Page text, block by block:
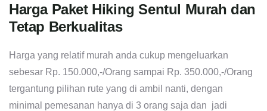
Harga Paket Hiking Sentul Murah dan
Tetap Berkualitas
Harga yang relatif murah anda cukup mengeluarkan
sebesar Rp. 150.000,-/Orang sampai Rp. 350.000,-/Orang
tergantung pilihan rute yang di ambil nanti, dengan
minimal pemesanan hanya di 3 orang saja dan jadi